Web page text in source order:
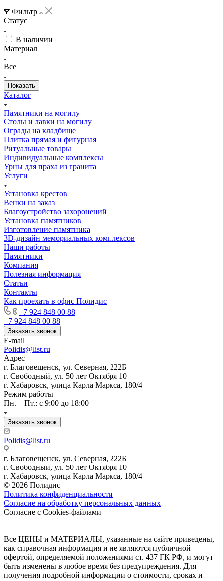
Фильтр
Статус
В наличии
Материал
Все
Каталог
Памятники на могилу
Столы и лавки на могилу
Ограды на кладбище
Плитка прямая и фигурная
Ритуальные товары
Индивидуальные комплексы
Урны для праха из гранита
Услуги
Установка крестов
Венки на заказ
Благоустройство захоронений
Установка памятников
Изготовление памятника
3D-дизайн мемориальных комплексов
Наши работы
Памятники
Компания
Полезная информация
Статьи
Контакты
Как проехать в офис Полидис
+7 924 848 00 88
+7 924 848 00 88
Заказать звонок
E-mail
Polidis@list.ru
Адрес
г. Благовещенск, ул. Северная, 222Б
г. Свободный, ул. 50 лет Октября 10
г. Хабаровск, улица Карла Маркса, 180/4
Режим работы
Пн. – Пт.: с 9:00 до 18:00
Заказать звонок
Polidis@list.ru
г. Благовещенск, ул. Северная, 222Б
г. Свободный, ул. 50 лет Октября 10
г. Хабаровск, улица Карла Маркса, 180/4
© 2026 Полидис
Политика конфиденциальности
Согласие на обработку персональных данных
Согласие с Cookies-файлами
Все ЦЕНЫ и МАТЕРИАЛЫ, указанные на сайте приведены,
как справочная информация и не являются публичной
офертой, определяемой положениями ст. 437 ГК РФ, и могут
быть изменены в любое время без предупреждения. Для
получения подробной информации о стоимости, сроках и